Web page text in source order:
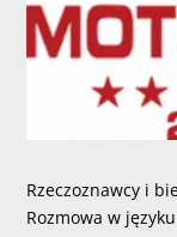
Rzeczoznawcy i
Rozmowa w